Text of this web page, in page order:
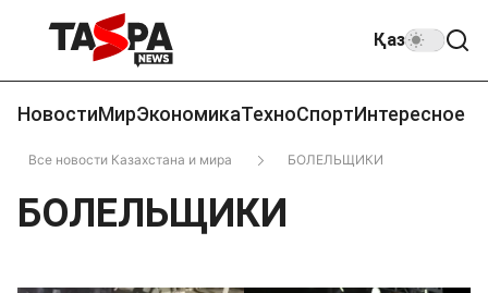
Қаз
НовостиМирЭкономикаТехноСпортИнтересное
Все новости Казахстана и мира БОЛЕЛЬЩИКИ
БОЛЕЛЬЩИКИ